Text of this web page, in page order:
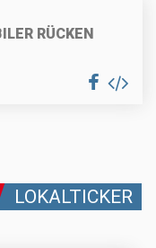
RÜCKEN
LOKALTICKER